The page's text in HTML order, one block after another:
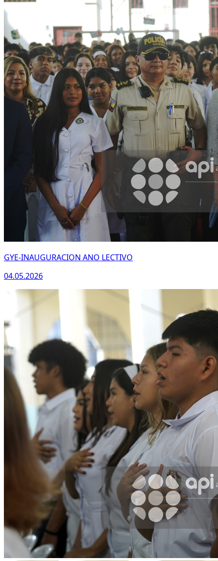
GYE-INAUGURACION ANO LECTIVO
04.05.2026